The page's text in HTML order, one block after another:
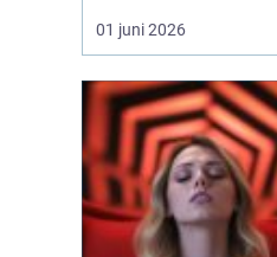
i ryg, nakke eller hoved
uden at få den rigtige
arbejder målrettet
kroppens led og
og kan ofte lindre
smerter, forbedre
bevægeligheden og
forebygge nye p...
01 juni 2026